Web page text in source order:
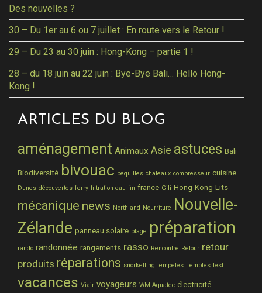
Des nouvelles ?
30 – Du 1er au 6 ou 7 juillet : En route vers le Retour !
29 – Du 23 au 30 juin : Hong-Kong – partie 1 !
28 – du 18 juin au 22 juin : Bye-Bye Bali… Hello Hong-
Kong !
ARTICLES DU BLOG
aménagement Animaux Asie astuces Bali
Biodiversité bivouac béquilles chateaux compresseur cuisine
Dunes découvertes ferry filtration eau fin france Gili Hong-Kong Lits
mécanique news Northland Nourriture Nouvelle-
Zélande panneau solaire plage préparation
rando randonnée rangements rasso Rencontre Retour retour
produits réparations snorkelling tempetes Temples test
vacances Viair voyageurs WM Aquatec électricité